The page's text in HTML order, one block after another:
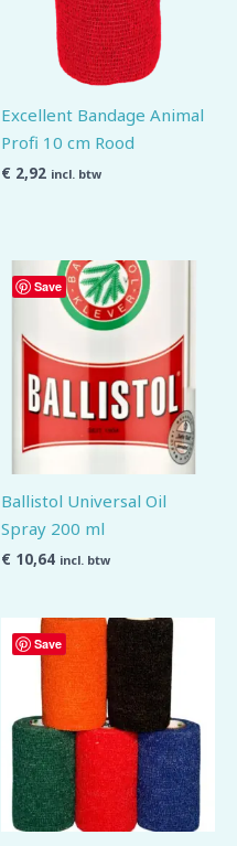
Excellent Bandage Animal
Profi 10 cm Rood
€ 2,92 incl. btw
Save
Ballistol Universal Oil
Spray 200 ml
€ 10,64 incl. btw
Save